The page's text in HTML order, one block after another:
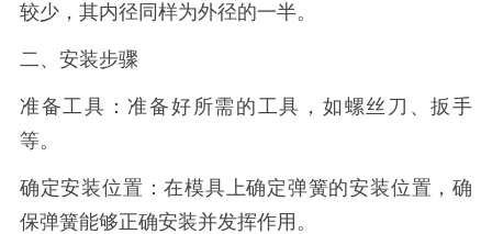
较少，其内径同样为外径的一半。
二、安装步骤
准备工具：准备好所需的工具，如螺丝刀、扳手
等。
确定安装位置：在模具上确定弹簧的安装位置，确
保弹簧能够正确安装并发挥作用。